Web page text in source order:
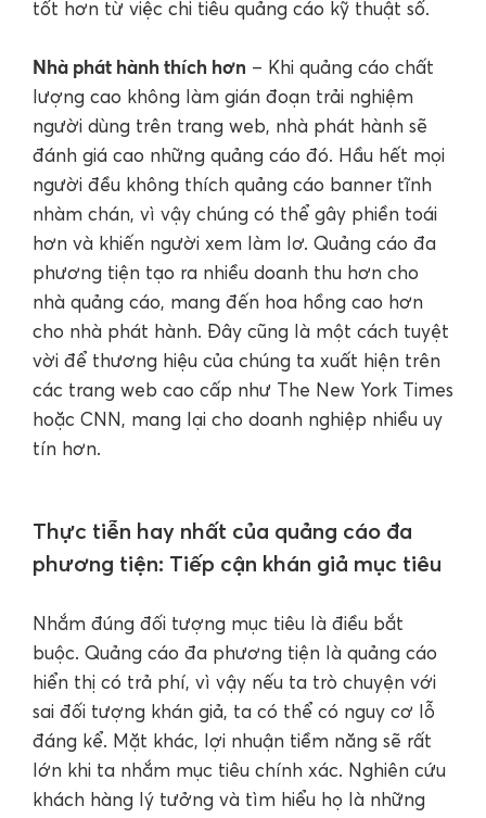
tốt hơn từ việc chi tiêu quảng cáo kỹ thuật số.
Nhà phát hành thích hơn – Khi quảng cáo chất
lượng cao không làm gián đoạn trải nghiệm
người dùng trên trang web, nhà phát hành sẽ
đánh giá cao những quảng cáo đó. Hầu hết mọi
người đều không thích quảng cáo banner tĩnh
nhàm chán, vì vậy chúng có thể gây phiền toái
hơn và khiến người xem làm lơ. Quảng cáo đa
phương tiện tạo ra nhiều doanh thu hơn cho
nhà quảng cáo, mang đến hoa hồng cao hơn
cho nhà phát hành. Đây cũng là một cách tuyệt
vời để thương hiệu của chúng ta xuất hiện trên
các trang web cao cấp như The New York Times
hoặc CNN, mang lại cho doanh nghiệp nhiều uy
tín hơn.
Thực tiễn hay nhất của quảng cáo đa
phương tiện: Tiếp cận khán giả mục tiêu
Nhắm đúng đối tượng mục tiêu là điều bắt
buộc. Quảng cáo đa phương tiện là quảng cáo
hiển thị có trả phí, vì vậy nếu ta trò chuyện với
sai đối tượng khán giả, ta có thể có nguy cơ lỗ
đáng kể. Mặt khác, lợi nhuận tiềm năng sẽ rất
lớn khi ta nhắm mục tiêu chính xác. Nghiên cứu
khách hàng lý tưởng và tìm hiểu họ là những